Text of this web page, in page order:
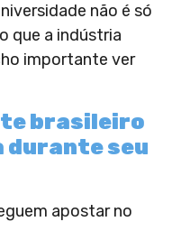
não é só
que a indústria
importante ver
brasileiro
durante seu
apostar no